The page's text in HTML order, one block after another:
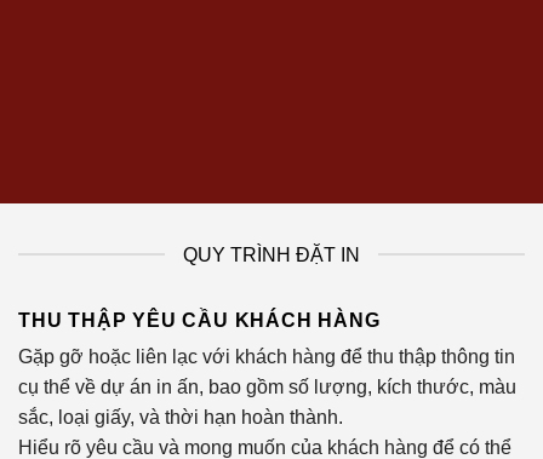
QUY TRÌNH ĐẶT IN
THU THẬP YÊU CẦU KHÁCH HÀNG
Gặp gỡ hoặc liên lạc với khách hàng để thu thập thông tin
cụ thể về dự án in ấn, bao gồm số lượng, kích thước, màu
sắc, loại giấy, và thời hạn hoàn thành.
Hiểu rõ yêu cầu và mong muốn của khách hàng để có thể